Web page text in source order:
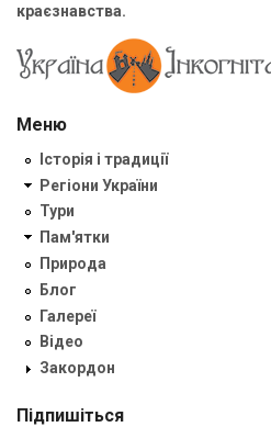
краєзнавства.
Меню
Історія і традиції
Регіони України
Тури
Пам'ятки
Природа
Блог
Галереї
Відео
Закордон
Підпишіться